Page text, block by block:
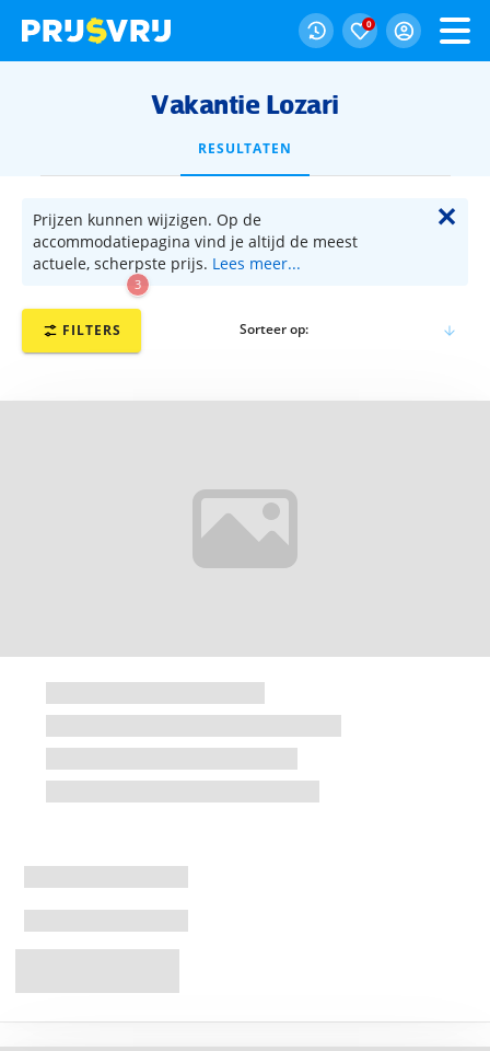
0
Vakantie Lozari
RESULTATEN
Prijzen kunnen wijzigen. Op de
accommodatiepagina vind je altijd de meest
actuele, scherpste prijs. Lees meer...
✕
FILTERS
3
Sorteer op: